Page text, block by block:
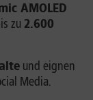
AMOLED
zu 2.600
und eignen
Media.